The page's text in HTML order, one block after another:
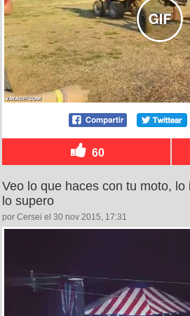
60
Veo lo que haces con tu moto,
lo supero
por Cersei el 30 nov 2015, 17:31